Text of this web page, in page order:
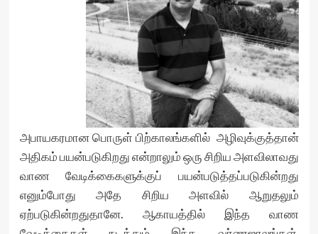
அபாயகரமான பொருள் பிற்காலங்களில் அழிவுக்குத்தான்
அதிகம் பயன்படுகிறது என்றாலும் ஒரு சிறிய அளவிலாவது
வாண வேடிக்கைகளுக்குப் பயன்படுத்தப்படுகின்றது
எனும்போது அதே சிறிய அளவில் ஆறுதலும்
ஏற்படுகின்றதுதானே. ஆகாயத்தில் இந்த வாண